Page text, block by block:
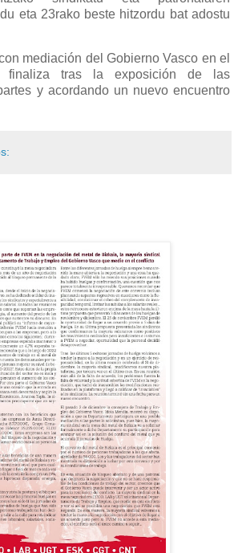
eta 23rako beste hitzordu bat adostu
mediación del Gobierno Vasco en el
finaliza tras la exposición de las
y acordando un nuevo encuentro